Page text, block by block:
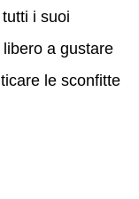
i suoi
a gustare
le sconfitte